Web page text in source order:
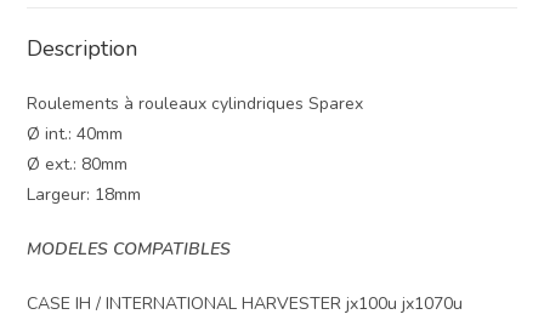
Description
Roulements à rouleaux cylindriques Sparex
Ø int.: 40mm
Ø ext.: 80mm
Largeur: 18mm
MODELES COMPATIBLES
CASE IH / INTERNATIONAL HARVESTER jx100u jx1070u